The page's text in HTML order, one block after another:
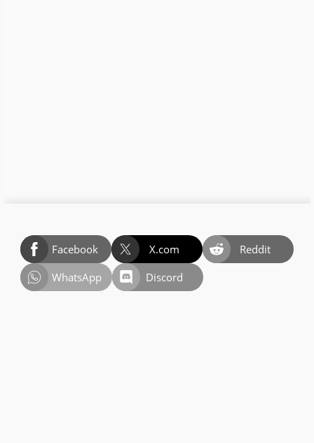
Facebook X.com
Reddit
WhatsApp
Discord